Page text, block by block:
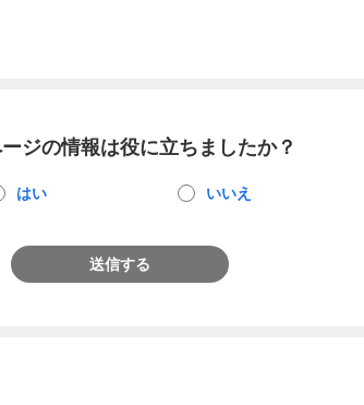
ジの情報は役に立ちましたか？
はい いいえ
送信する